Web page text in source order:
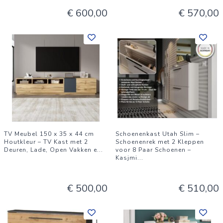
Duurzaam en stevig materiaal De kast is gemaakt van
coating, wat zorgt voor:
Bescherming tegen krassen en slijtage
Eenvoudig schoon te maken oppervlak
Lange levensduur
Dit maakt de kast perfect voor dagelijks gebruik in drukke
huishoudens. Compact en ruimtebesparend Met afmetingen
van 60 x 70 x 30 cm (B x H x D) is deze kast ideaal voor
kleinere ruimtes, zonder in te leveren op opbergruimte.
Opbergkast in de hal
€ 600,00 € 570,00
TV Meubel 150 x 35 x 44 cm
Houtkleur – TV Kast met 2
Deuren, Lade, Open Vakken e...
€ 500,00
Schoenenkast Utah Slim –
Schoenenrek met 2 Kleppen
voor 8 Paar Schoenen –
Kasjmi...
€ 510,00